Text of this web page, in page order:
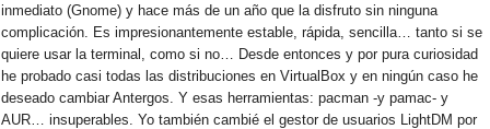
inmediato (Gnome) y hace más de un año que la disfruto sin ninguna
complicación. Es impresionantemente estable, rápida, sencilla… tanto si se
quiere usar la terminal, como si no… Desde entonces y por pura curiosidad
he probado casi todas las distribuciones en VirtualBox y en ningún caso he
deseado cambiar Antergos. Y esas herramientas: pacman -y pamac- y
AUR… insuperables. Yo también cambié el gestor de usuarios LightDM por